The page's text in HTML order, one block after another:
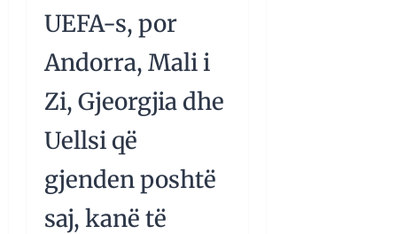
UEFA-s, por
Andorra, Mali i
Zi, Gjeorgjia dhe
Uellsi që
gjenden poshtë
saj, kanë të